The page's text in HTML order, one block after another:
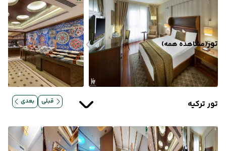
تور(مشاهده همه)
تور ترکیه قبلی بعدی